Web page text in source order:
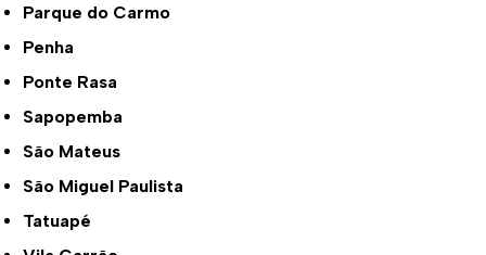
Parque do Carmo
Penha
Ponte Rasa
Sapopemba
São Mateus
São Miguel Paulista
Tatuapé